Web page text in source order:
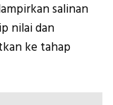
salinan
nilai dan
ke tahap